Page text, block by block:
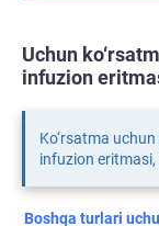
Uchun
infuzion
Ko‘rsatma
infuzion
Boshqa turlari